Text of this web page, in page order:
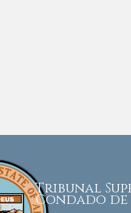
Tribunal
Condado de